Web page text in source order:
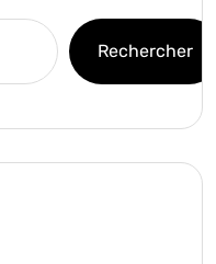
Rechercher